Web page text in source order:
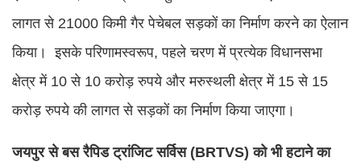
लागत से 21000 किमी गैर पेचेबल सड़कों का निर्माण करने का ऐलान
किया। इसके परिणामस्वरूप, पहले चरण में प्रत्येक विधानसभा
क्षेत्र में 10 से 10 करोड़ रुपये और मरुस्थली क्षेत्र में 15 से 15
करोड़ रुपये की लागत से सड़कों का निर्माण किया जाएगा।
जयपुर से बस रैपिड ट्रांजिट सर्विस (BRTVS) को भी हटाने का